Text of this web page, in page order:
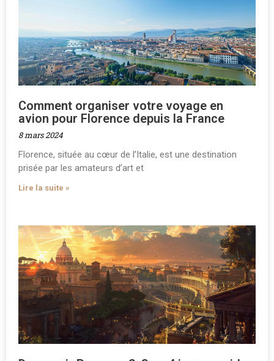
Comment organiser votre voyage en
avion pour Florence depuis la France
8 mars 2024
Florence, située au cœur de l’Italie, est une destination
prisée par les amateurs d’art et
Lire la suite »